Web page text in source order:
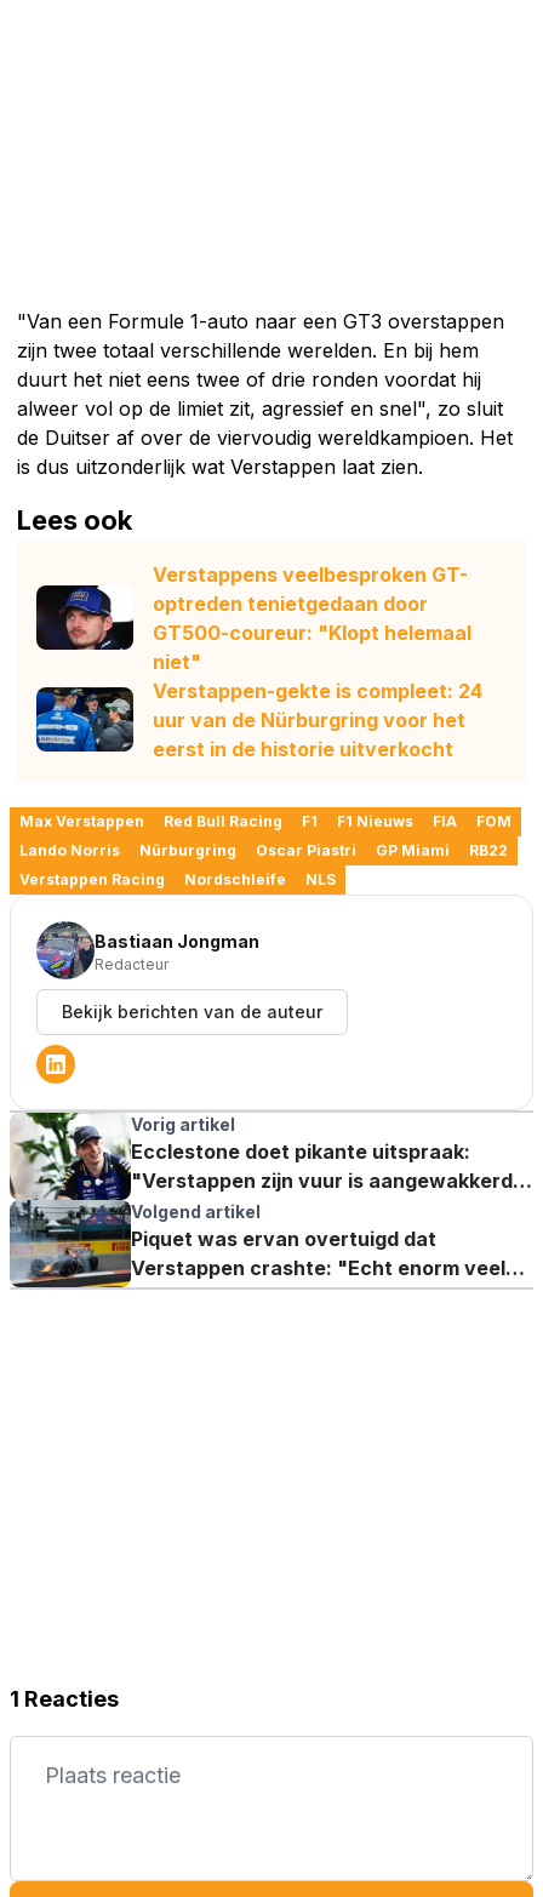
"Van een Formule 1-auto naar een GT3 overstappen
zijn twee totaal verschillende werelden. En bij hem
duurt het niet eens twee of drie ronden voordat hij
alweer vol op de limiet zit, agressief en snel", zo sluit
de Duitser af over de viervoudig wereldkampioen. Het
is dus uitzonderlijk wat Verstappen laat zien.
Lees ook
Verstappens veelbesproken GT-
optreden tenietgedaan door
GT500-coureur: "Klopt helemaal
niet"
Verstappen-gekte is compleet: 24
uur van de Nürburgring voor het
eerst in de historie uitverkocht
Max Verstappen Red Bull Racing F1 F1 Nieuws FIA
FOM
Lando Norris
Nürburgring Oscar Piastri GP Miami
RB22
Verstappen Racing
Nordschleife NLS
Bastiaan Jongman
Redacteur
Bekijk berichten van de auteur
Vorig artikel
Ecclestone doet pikante uitspraak:
"Verstappen zijn vuur is aangewakkerd,
hij is gevaarlijk"
Volgend artikel
Piquet was ervan overtuigd dat
Verstappen crashte: "Echt enorm veel
geluk"
1 Reacties